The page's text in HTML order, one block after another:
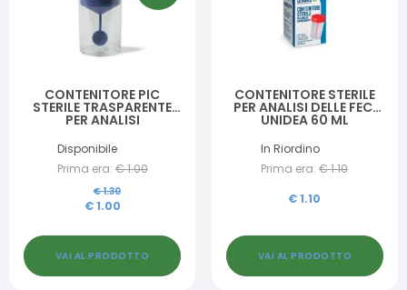
CONTENITORE PIC
STERILE TRASPARENTE
PER ANALISI
CUCCHIAINO SPECIMEN
TAPPO A VITE
ETICHETTA
AUTOADESIVA
Disponibile
Prima era: €1.00
€1.30
€1.00
VAI AL PRODOTTO
CONTENITORE STERILE
PER ANALISI DELLE FECI
UNIDEA 60 ML
In Riordino
Prima era: €1.10
€1.10
VAI AL PRODOTTO